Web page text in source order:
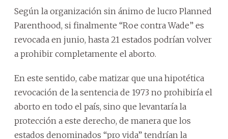
Según la organización sin ánimo de lucro Planned
Parenthood, si finalmente “Roe contra Wade” es
revocada en junio, hasta 21 estados podrían volver
a prohibir completamente el aborto.
En este sentido, cabe matizar que una hipotética
revocación de la sentencia de 1973 no prohibiría el
aborto en todo el país, sino que levantaría la
protección a este derecho, de manera que los
estados denominados “pro vida” tendrían la